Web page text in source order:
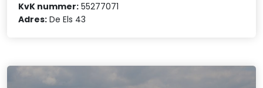
KvK nummer: 55277071
Adres: De Els 43